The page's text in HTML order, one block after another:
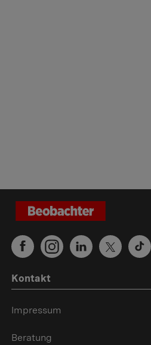
Kontakt
Impressum
Beratung